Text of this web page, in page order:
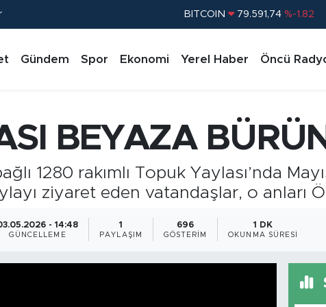
DOLAR 45,43620 %0.02
STERLİN 61,60380 %0.18
BITCOIN 79.591,74 %-1.82
Gündem Spor Ekonomi Yerel Haber Öncü
BEYAZA
1280 rakımlı Topuk Yaylası’nda
ziyaret eden vatandaşlar, o anları
- 14:48
GÜNCELLEME
1
PAYLAŞIM
696
GÖSTERIM
1 DK
OKUNMA SÜRESI